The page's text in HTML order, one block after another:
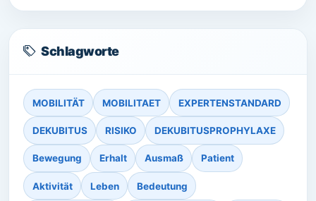
Schlagworte
MOBILITÄT MOBILITAET EXPERTENSTANDARD
DEKUBITUS RISIKO DEKUBITUSPROPHYLAXE
Bewegung Erhalt Ausmaß Patient
Aktivität Leben Bedeutung